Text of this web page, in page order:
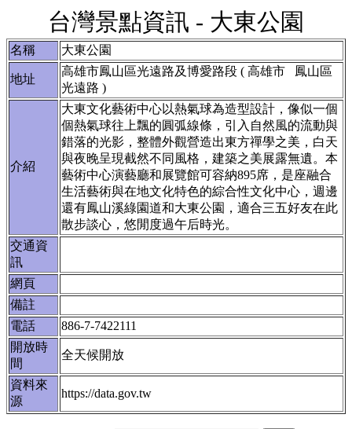
台灣景點資訊 - 大東公園
名稱 大東公園
地址
高雄市鳳山區光遠路及博愛路段 ( 高雄市 鳳山區
光遠路 )
介紹
大東文化藝術中心以熱氣球為造型設計，像似一個
個熱氣球往上飄的圓弧線條，引入自然風的流動與
錯落的光影，整體外觀營造出東方禪學之美，白天
與夜晚呈現截然不同風格，建築之美展露無遺。本
藝術中心演藝廳和展覽館可容納895席，是座融合
生活藝術與在地文化特色的綜合性文化中心，週邊
還有鳳山溪綠園道和大東公園，適合三五好友在此
散步談心，悠閒度過午后時光。
交通資
訊
網頁
備註
電話
886-7-7422111
開放時
間
全天候開放
資料來
源
https://data.gov.tw